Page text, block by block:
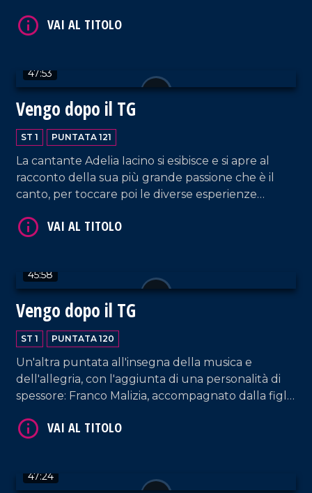
EL Dan e di Letizia Pagano, questa volta
47:53
Vengo dopo il TG
ST 1 PUNTATA 121
La cantante Adelia Iacino si esibisce e si apre al
racconto della sua più grande passione che è il
canto, per toccare poi le diverse esperienze
spaziano dalla conduzione tv e radiofonica, al
45:58
Vengo dopo il TG
ST 1 PUNTATA 120
Un'altra puntata all'insegna della musica e
dell'allegria, con l'aggiunta di una personalità di
spessore: Franco Malizia, accompagnato dalla figlia
campo dell'imprenditoria calabrese.
47:24
VAI AL TITOLO
VAI AL TITOLO